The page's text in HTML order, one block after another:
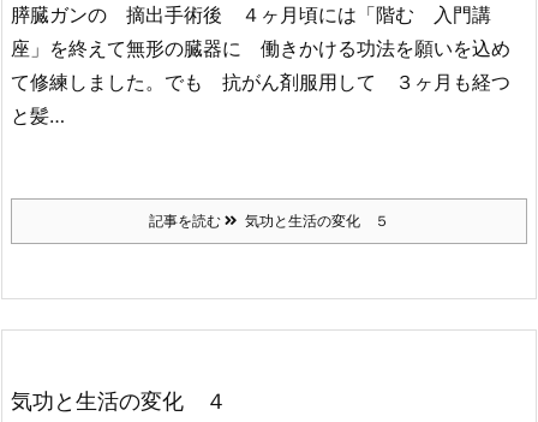
膵臓ガンの 摘出手術後 ４ヶ月頃には「階む 入門講
座」を終えて無形の臓器に 働きかける功法を願いを込め
て修練しました。でも 抗がん剤服用して ３ヶ月も経つ
と髪…
記事を読む 気功と生活の変化 ５
気功と生活の変化 ４